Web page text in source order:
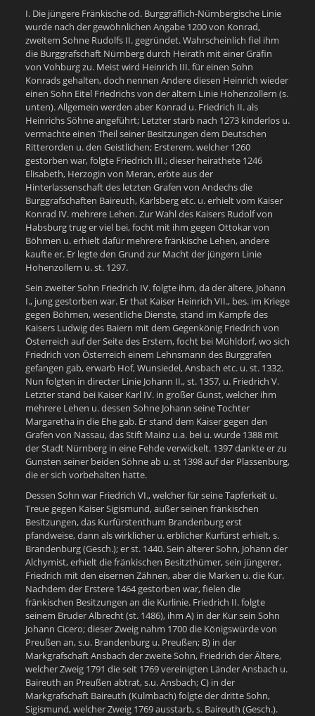
I. Die jüngere Fränkische od. Burggräflich-Nürnbergische Linie
wurde nach der gewöhnlichen Angabe 1200 von Konrad,
zweitem Sohne Rudolfs II. gegründet. Wahrscheinlich fiel ihm
die Burggrafschaft Nürnberg durch Heirath mit einer Gräfin
von Vohburg zu. Meist wird Heinrich III. für einen Sohn
Konrads gehalten, doch nennen Andere diesen Heinrich wieder
einen Sohn Eitel Friedrichs von der ältern Linie Hohenzollern (s.
unten). Allgemein werden aber Konrad u. Friedrich II. als
Heinrichs Söhne angeführt; Letzter starb nach 1273 kinderlos u.
vermachte einen Theil seiner Besitzungen dem Deutschen
Ritterorden u. den Geistlichen; Ersterem, welcher 1260
gestorben war, folgte Friedrich III.; dieser heirathete 1246
Elisabeth, Herzogin von Meran, erbte aus der
Hinterlassenschaft des letzten Grafen von Andechs die
Burggrafschaften Baireuth, Karlsberg etc. u. erhielt vom Kaiser
Konrad IV. mehrere Lehen. Zur Wahl des Kaisers Rudolf von
Habsburg trug er viel bei, focht mit ihm gegen Ottokar von
Böhmen u. erhielt dafür mehrere fränkische Lehen, andere
kaufte er. Er legte den Grund zur Macht der jüngern Linie
Hohenzollern u. st. 1297.
Sein zweiter Sohn Friedrich IV. folgte ihm, da der ältere, Johann
I., jung gestorben war. Er that Kaiser Heinrich VII., bes. im Kriege
gegen Böhmen, wesentliche Dienste, stand im Kampfe des
Kaisers Ludwig des Baiern mit dem Gegenkönig Friedrich von
Österreich auf der Seite des Erstern, focht bei Mühldorf, wo sich
Friedrich von Österreich einem Lehnsmann des Burggrafen
gefangen gab, erwarb Hof, Wunsiedel, Ansbach etc. u. st. 1332.
Nun folgten in directer Linie Johann II., st. 1357, u. Friedrich V.
Letzter stand bei Kaiser Karl IV. in großer Gunst, welcher ihm
mehrere Lehen u. dessen Sohne Johann seine Tochter
Margaretha in die Ehe gab. Er stand dem Kaiser gegen den
Grafen von Nassau, das Stift Mainz u.a. bei u. wurde 1388 mit
der Stadt Nürnberg in eine Fehde verwickelt. 1397 dankte er zu
Gunsten seiner beiden Söhne ab u. st 1398 auf der Plassenburg,
die er sich vorbehalten hatte.
Dessen Sohn war Friedrich VI., welcher für seine Tapferkeit u.
Treue gegen Kaiser Sigismund, außer seinen fränkischen
Besitzungen, das Kurfürstenthum Brandenburg erst
pfandweise, dann als wirklicher u. erblicher Kurfürst erhielt, s.
Brandenburg (Gesch.); er st. 1440. Sein älterer Sohn, Johann der
Alchymist, erhielt die fränkischen Besitzthümer, sein jüngerer,
Friedrich mit den eisernen Zähnen, aber die Marken u. die Kur.
Nachdem der Erstere 1464 gestorben war, fielen die
fränkischen Besitzungen an die Kurlinie. Friedrich II. folgte
seinem Bruder Albrecht (st. 1486), ihm A) in der Kur sein Sohn
Johann Cicero; dieser Zweig nahm 1700 die Königswürde von
Preußen an, s.u. Brandenburg u. Preußen; B) in der
Markgrafschaft Ansbach der zweite Sohn, Friedrich der Ältere,
welcher Zweig 1791 die seit 1769 vereinigten Länder Ansbach u.
Baireuth an Preußen abtrat, s.u. Ansbach; C) in der
Markgrafschaft Baireuth (Kulmbach) folgte der dritte Sohn,
Sigismund, welcher Zweig 1769 ausstarb, s. Baireuth (Gesch.).